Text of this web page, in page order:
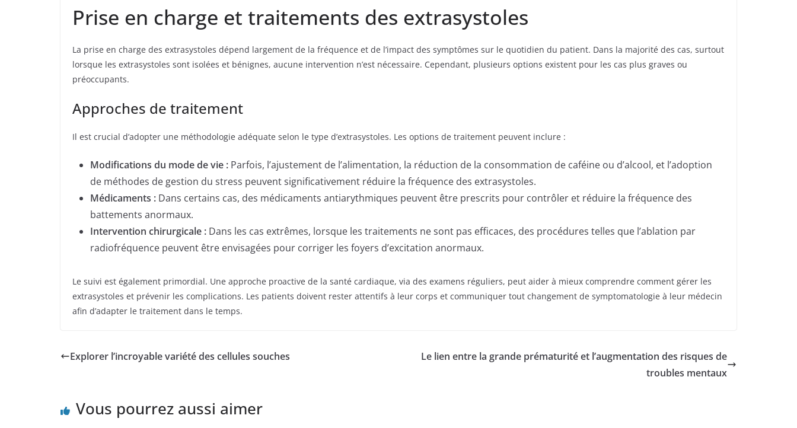
Prise en charge et traitements des extrasystoles
La prise en charge des extrasystoles dépend largement de la fréquence et de l’impact des symptômes sur le quotidien du patient. Dans la majorité des cas, surtout
lorsque les extrasystoles sont isolées et bénignes, aucune intervention n’est nécessaire. Cependant, plusieurs options existent pour les cas plus graves ou
préoccupants.
Approches de traitement
Il est crucial d’adopter une méthodologie adéquate selon le type d’extrasystoles. Les options de traitement peuvent inclure :
Modifications du mode de vie : Parfois, l’ajustement de l’alimentation, la réduction de la consommation de caféine ou d’alcool, et l’adoption
de méthodes de gestion du stress peuvent significativement réduire la fréquence des extrasystoles.
Médicaments : Dans certains cas, des médicaments antiarythmiques peuvent être prescrits pour contrôler et réduire la fréquence des
battements anormaux.
Intervention chirurgicale : Dans les cas extrêmes, lorsque les traitements ne sont pas efficaces, des procédures telles que l’ablation par
radiofréquence peuvent être envisagées pour corriger les foyers d’excitation anormaux.
Le suivi est également primordial. Une approche proactive de la santé cardiaque, via des examens réguliers, peut aider à mieux comprendre comment gérer les
extrasystoles et prévenir les complications. Les patients doivent rester attentifs à leur corps et communiquer tout changement de symptomatologie à leur médecin
afin d’adapter le traitement dans le temps.
Explorer l’incroyable variété des cellules souches
Le lien entre la grande prématurité et l’augmentation des risques de
troubles mentaux
Vous pourrez aussi aimer